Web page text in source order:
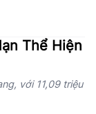
Thể Hiện
với 11,09 triệu